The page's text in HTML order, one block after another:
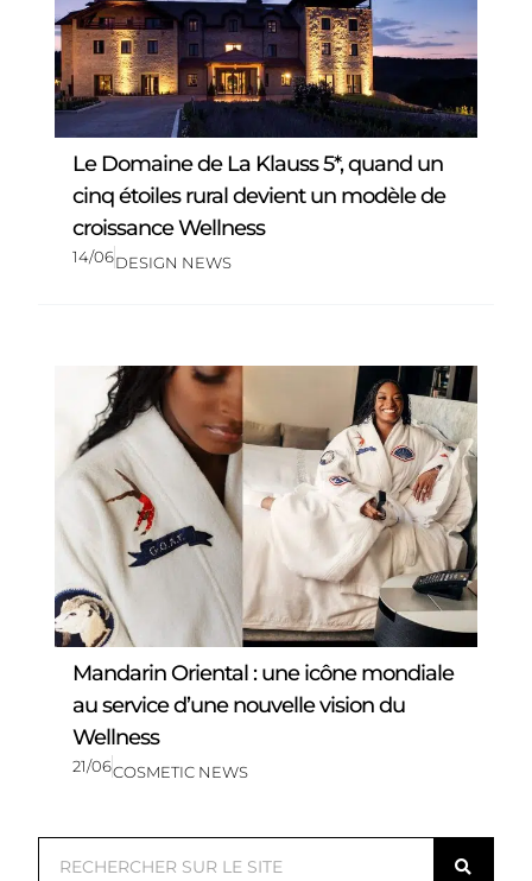
Le Domaine de La Klauss 5*, quand un
cinq étoiles rural devient un modèle de
croissance Wellness
14/06DESIGN NEWS
Mandarin Oriental : une icône mondiale
au service d’une nouvelle vision du
Wellness
21/06COSMETIC NEWS